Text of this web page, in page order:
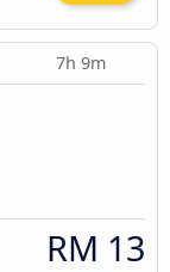
7h 9m
RM 13